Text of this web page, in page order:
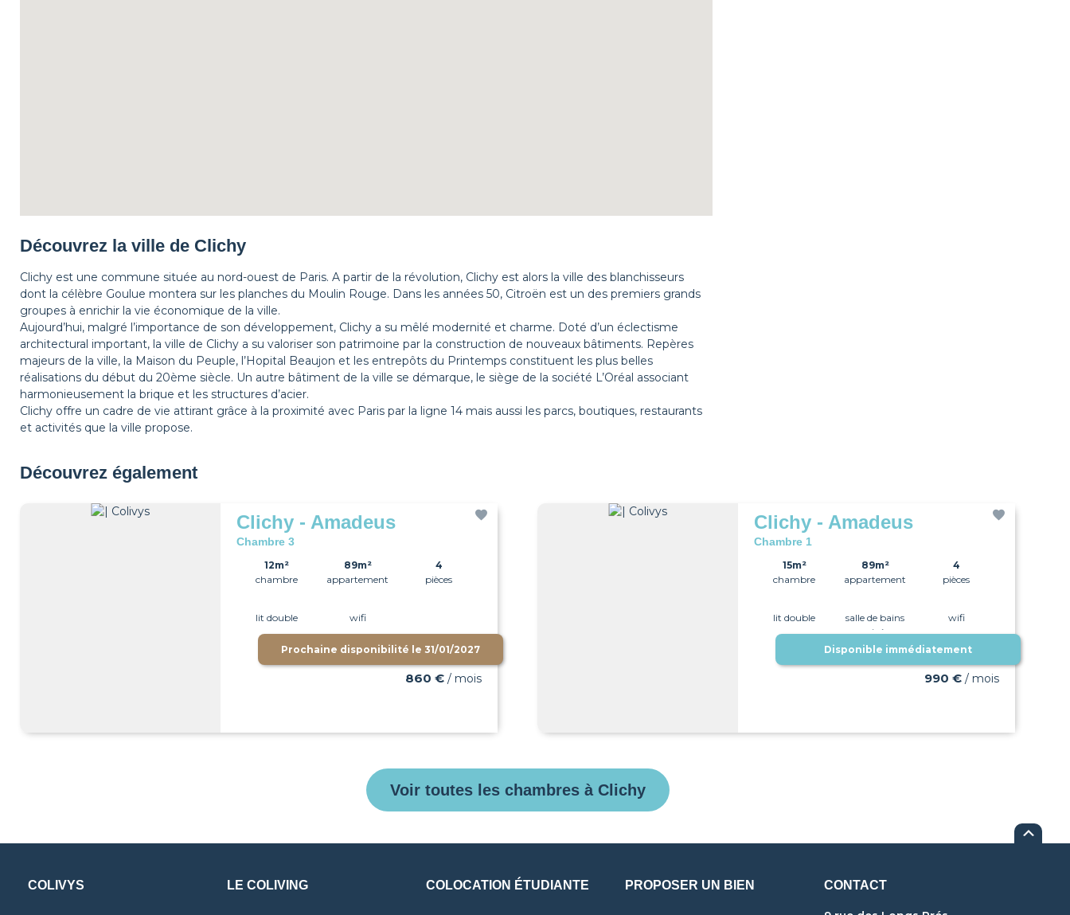
Découvrez la ville de Clichy
Clichy est une commune située au nord-ouest de Paris. A partir de la révolution, Clichy est alors la ville des blanchisseurs
dont la célèbre Goulue montera sur les planches du Moulin Rouge. Dans les années 50, Citroën est un des premiers grands
groupes à enrichir la vie économique de la ville.
Aujourd’hui, malgré l’importance de son développement, Clichy a su mêlé modernité et charme. Doté d’un éclectisme
architectural important, la ville de Clichy a su valoriser son patrimoine par la construction de nouveaux bâtiments. Repères
majeurs de la ville, la Maison du Peuple, l’Hopital Beaujon et les entrepôts du Printemps constituent les plus belles
réalisations du début du 20ème siècle. Un autre bâtiment de la ville se démarque, le siège de la société L’Oréal associant
harmonieusement la brique et les structures d’acier.
Clichy offre un cadre de vie attirant grâce à la proximité avec Paris par la ligne 14 mais aussi les parcs, boutiques, restaurants
et activités que la ville propose.
Découvrez également
Clichy - Amadeus
Chambre 3
12m²
chambre
89m²
appartement
4
pièces
lit double wifi
Prochaine disponibilité le 31/01/2027
860 € / mois
Clichy - Amadeus
Chambre 1
15m²
chambre
89m²
appartement
4
pièces
lit double
salle de bains
privée
wifi
Disponible immédiatement
990 € / mois
Voir toutes les chambres à Clichy
COLIVYS LE COLIVING COLOCATION ÉTUDIANTE PROPOSER UN BIEN CONTACT